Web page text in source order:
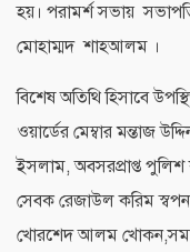
হয়। পরামর্শ সভায়
মোহাম্মদ শাহআলম ।
বিশেষ অতিথি হিসাবে
ওয়ার্ডের মেম্বার মন্তাজ
ইসলাম, অবসরপ্রাপ্ত পুলিশ
সেবক রেজাউল করিম
খোরশেদ আলম